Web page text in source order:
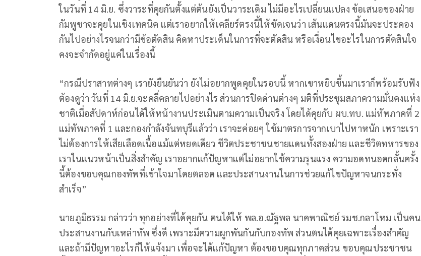
ในวันที่ 14 มิ.ย. ซึ่งวาระที่คุยกันตั้งแต่ต้นยังเป็นวาระเดิม ไม่มีอะไรเปลี่ยนแปลง ข้อเสนอของฝ่าย
กัมพูชาจะคุยในเชิงเทคนิค แต่เราอยากให้เคลียร์ตรงนี้ให้ชัดเจนว่า เส้นแดนตรงนี้มันจะประคอง
กันไปอย่างไรจนกว่ามีข้อตัดสิน คิดหาประเด็นในการที่จะตัดสิน หรือเงื่อนไขอะไรในการตัดสินใจ
คงจะจำกัดอยู่แค่ในเรื่องนี้
“กรณีปราสาทต่างๆ เรายังยืนยันว่า ยังไม่อยากพูดคุยในรอบนี้ หากเขาหยิบขึ้นมาเราก็พร้อมรับฟัง
ต้องดูว่า วันที่ 14 มิ.ย.จะคลี่คลายไปอย่างไร ส่วนการปิดด่านต่างๆ มติที่ประชุมสภาความมั่นคงแห่ง
ชาติเมื่อสัปดาห์ก่อนได้ให้หน้างานประเมินตามความเป็นจริง โดยได้คุยกับ ผบ.ทบ. แม่ทัพภาคที่ 2
แม่ทัพภาคที่ 1 และกองกำลังจันทบุรีแล้วว่า เราจะค่อยๆ ใช้มาตรการจากเบาไปหาหนัก เพราะเรา
ไม่ต้องการให้เสียเลือดเนื้อแม้แต่หยดเดียว ชีวิตประชาชนชายแดนทั้งสองฝ่าย และชีวิตทหารของ
เราในแนวหน้าเป็นสิ่งสำคัญ เราอยากแก้ปัญหาแต่ไม่อยากใช้ความรุนแรง ความอดทนอดกลั้นครั้ง
นี้ต้องขอบคุณกองทัพที่เข้าใจมาโดยตลอด และประสานงานในการช่วยแก้ไขปัญหาจนกระทั่ง
สำเร็จ”
นายภูมิธรรม กล่าวว่า ทุกอย่างที่ได้คุยกัน ตนได้ให้ พล.อ.ณัฐพล นาคพาณิชย์ รมช.กลาโหม เป็นคน
ประสานงานกับเหล่าทัพ ซึ่งดี เพราะมีความผูกพันกันกับกองทัพ ส่วนตนได้คุยเฉพาะเรื่องสำคัญ
และถ้ามีปัญหาอะไรก็ให้แจ้งมา เพื่อจะได้แก้ปัญหา ต้องขอบคุณทุกภาคส่วน ขอบคุณประชาชน